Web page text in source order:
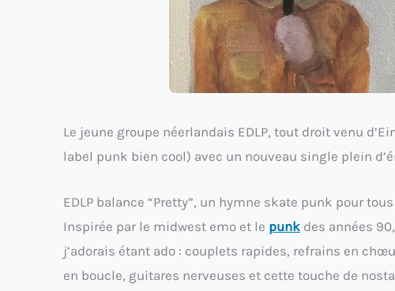
Le jeune groupe néerlandais EDLP, tout droit venu
label punk bien cool) avec un nouveau single plein
EDLP balance “Pretty”, un hymne skate punk pour
Inspirée par le midwest emo et le punk des années
j’adorais étant ado : couplets rapides, refrains en
en boucle, guitares nerveuses et cette touche de